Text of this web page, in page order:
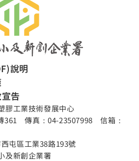
說明
告
膠工業技術發展中心
361 傳真：04-23507998 信箱：
屯區工業38路193號
及新創企業署